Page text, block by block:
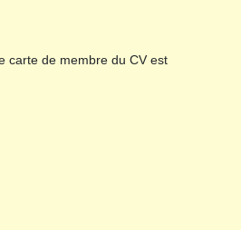
carte de membre du CV est